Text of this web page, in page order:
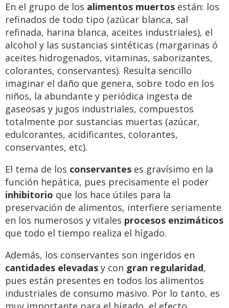
En el grupo de los alimentos muertos están: los
refinados de todo tipo (azúcar blanca, sal
refinada, harina blanca, aceites industriales), el
alcohol y las sustancias sintéticas (margarinas ó
aceites hidrogenados, vitaminas, saborizantes,
colorantes, conservantes). Resulta sencillo
imaginar el daño que genera, sobre todo en los
niños, la abundante y periódica ingesta de
gaseosas y jugos industriales, compuestos
totalmente por sustancias muertas (azúcar,
edulcorantes, acidificantes, colorantes,
conservantes, etc).
El tema de los conservantes es gravísimo en la
función hepática, pues precisamente el poder
inhibitorio que los hace útiles para la
preservación de alimentos, interfiere seriamente
en los numerosos y vitales procesos enzimáticos
que todo el tiempo realiza el hígado.
Además, los conservantes son ingeridos en
cantidades elevadas y con gran regularidad,
pues están presentes en todos los alimentos
industriales de consumo masivo. Por lo tanto, es